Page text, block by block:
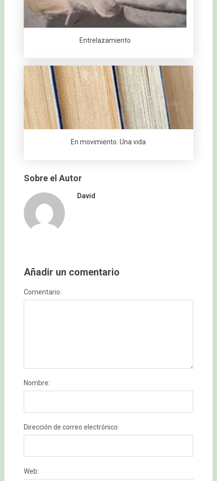
Entrelazamiento
En movimiento. Una vida
Sobre el Autor
David
Añadir un comentario
Comentario:
Nombre:
Dirección de correo electrónico:
Web: